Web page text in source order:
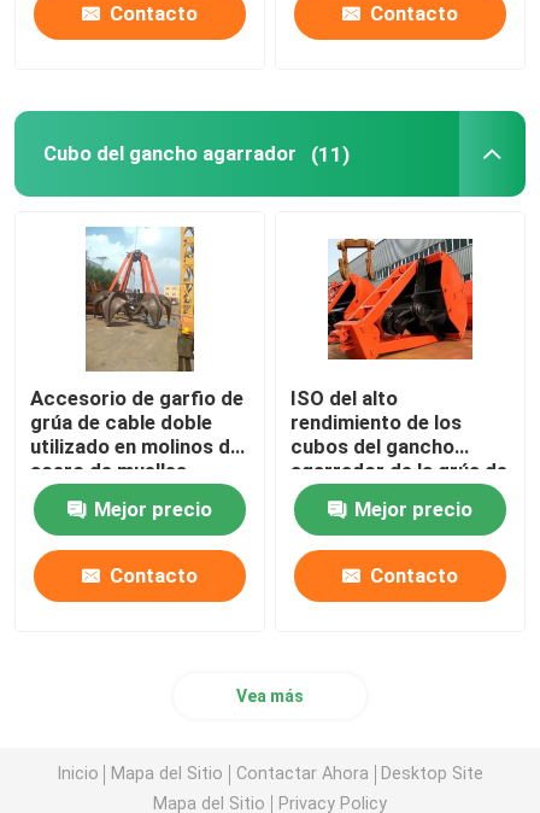
Contacto Contacto
Cubo del gancho agarrador (11)
Accesorio de garfio de
grúa de cable doble
utilizado en molinos de
acero de muelles
Mejor precio
Contacto
ISO del alto
rendimiento de los
cubos del gancho
agarrador de la grúa de
380V 50HZ cuatro
cuerdas certificada
Mejor precio
Contacto
Vea más
Inicio Mapa del Sitio Contactar Ahora
Desktop Site
Mapa del Sitio
Privacy Policy